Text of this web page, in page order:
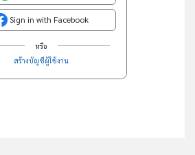
Sign in with Facebook
หรือ
สร้างบัญชีผู้ใช้งาน